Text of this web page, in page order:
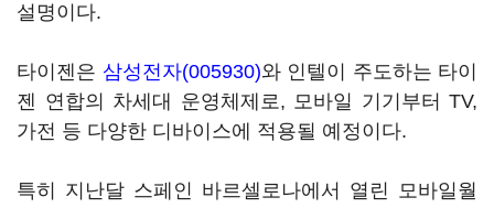
설명이다.
타이젠은 삼성전자(005930)와 인텔이 주도하는 타이
젠 연합의 차세대 운영체제로, 모바일 기기부터 TV,
가전 등 다양한 디바이스에 적용될 예정이다.
특히 지난달 스페인 바르셀로나에서 열린 모바일월